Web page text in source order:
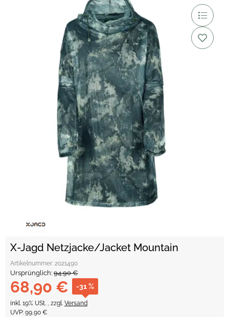
X-Jagd Netzjacke/Jacket Mountain
Artikelnummer: 2021490
Ursprünglich: 94,90 €
68,90 € -31 %
inkl. 19% USt. , zzgl. Versand
UVP: 99,90 €